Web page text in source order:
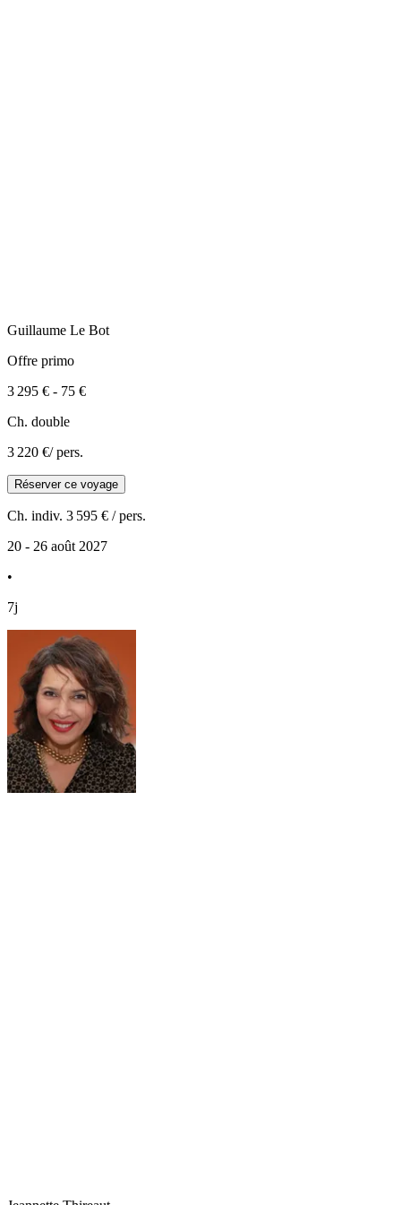
Guillaume Le Bot
Offre primo
3 295 € - 75 €
Ch. double
3 220 €/ pers.
Réserver ce voyage
Ch. indiv. 3 595 € / pers.
20 - 26 août 2027
•
7j